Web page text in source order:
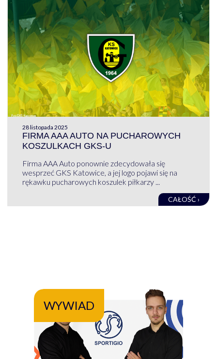
28 listopada 2025
FIRMA AAA AUTO NA PUCHAROWYCH
KOSZULKACH GKS-U
Firma AAA Auto ponownie zdecydowała się
wesprzeć GKS Katowice, a jej logo pojawi się na
rękawku pucharowych koszulek piłkarzy ...
CAŁOŚĆ ›
WYWIAD